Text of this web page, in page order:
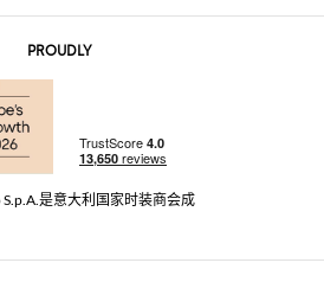
PROUDLY
S.p.A.是意大利国家时装商会成